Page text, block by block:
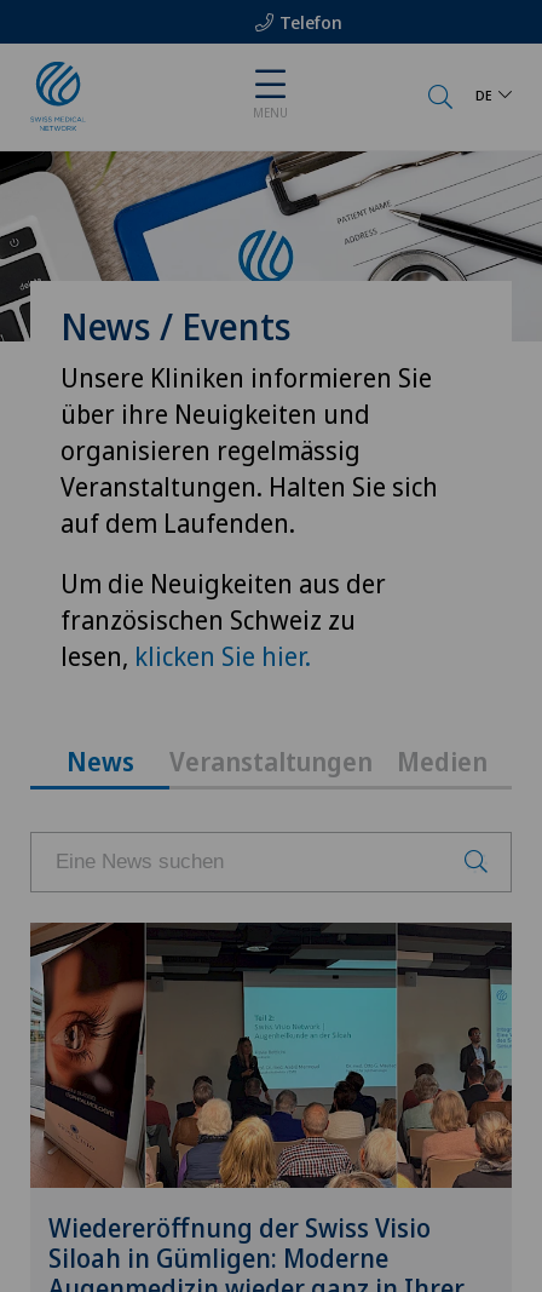
Telefon
MENU
DE
News / Events
Unsere Kliniken informieren Sie
über ihre Neuigkeiten und
organisieren regelmässig
Veranstaltungen. Halten Sie sich
auf dem Laufenden.
Um die Neuigkeiten aus der
französischen Schweiz zu
lesen, klicken Sie hier.
News Veranstaltungen Medien
Wiedereröffnung der Swiss Visio
Siloah in Gümligen: Moderne